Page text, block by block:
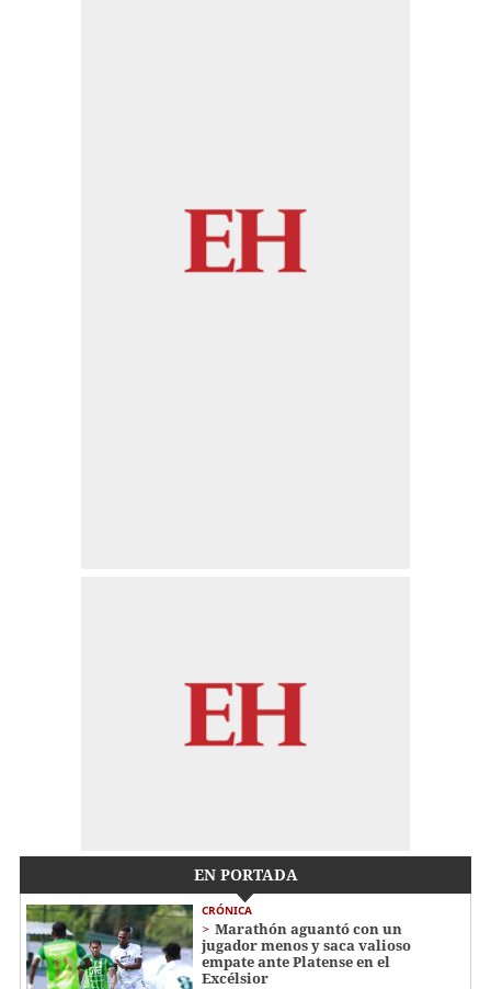
EN PORTADA
CRÓNICA
Marathón aguantó con un
jugador menos y saca valioso
empate ante Platense en el
Excélsior